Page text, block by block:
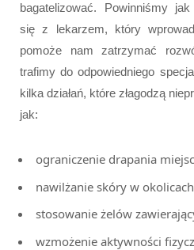
bagatelizować. Powinniśmy
się z lekarzem, który
pomoże nam zatrzymać
trafimy do odpowiedniego
kilka działań, które złagodzą
jak:
ograniczenie drapania
nawilżanie skóry w
stosowanie żelów
wzmożenie aktywności